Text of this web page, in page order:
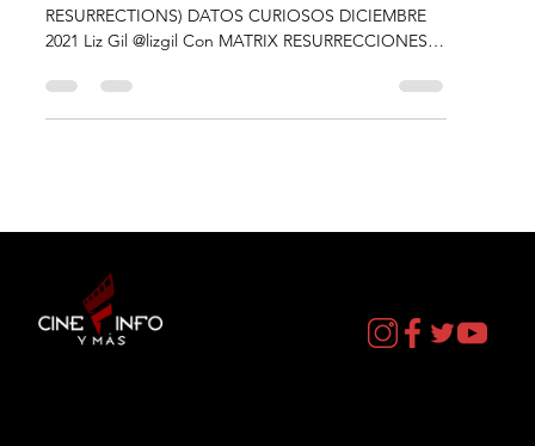
MATRIX RESURRECCIONES (MATRIX
2021 Liz Gil @lizgil Con MATRIX RESURRECCIONES
regresamos a un...